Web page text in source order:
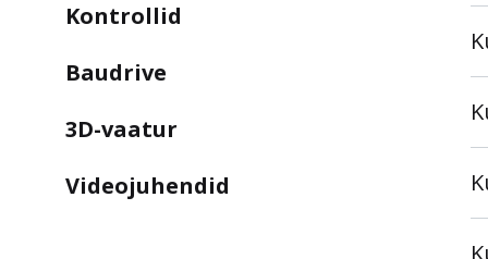
Kontrollid
Baudrive
3D-vaatur
Videojuhendid